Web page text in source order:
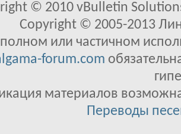
© 2010 vBulletin
Copyright © 2005-2013
или частичном
forum.com
материалов
Переводы